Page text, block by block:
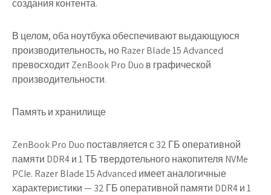
создания контента.
В целом, оба ноутбука обеспечивают выдающуюся
производительность, но Razer Blade 15 Advanced
превосходит ZenBook Pro Duo в графической
производительности.
Память и хранилище
ZenBook Pro Duo поставляется с 32 ГБ оперативной
памяти DDR4 и 1 ТБ твердотельного накопителя NVMe
PCIe. Razer Blade 15 Advanced имеет аналогичные
характеристики — 32 ГБ оперативной памяти DDR4 и 1